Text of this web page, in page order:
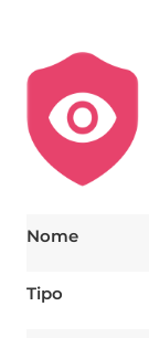
Nome
Tipo